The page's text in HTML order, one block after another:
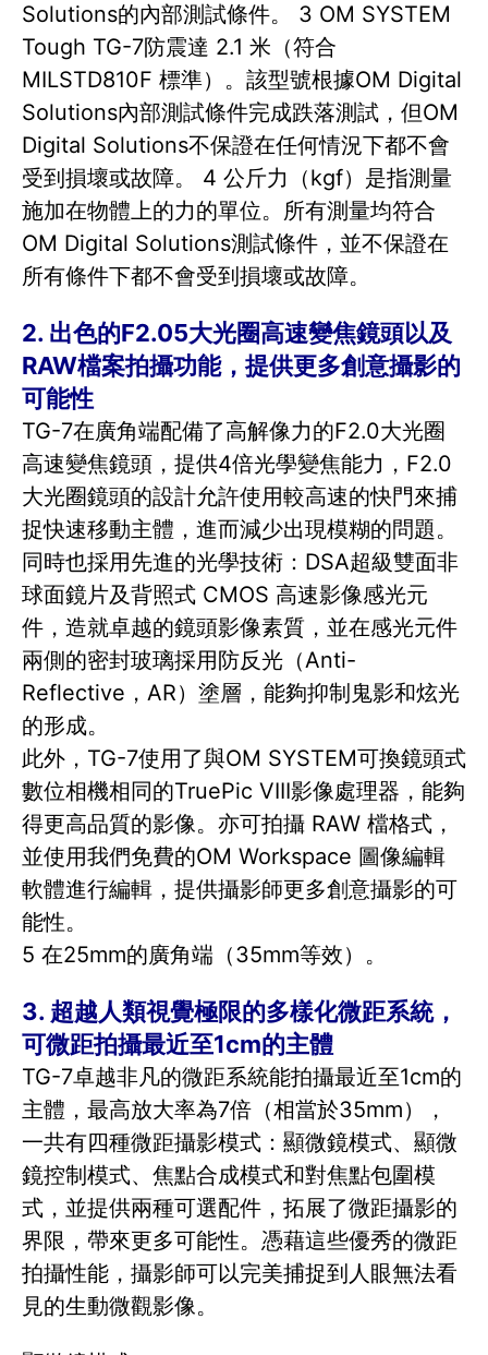
Solutions的內部測試條件。 3 OM SYSTEM
Tough TG-7防震達 2.1 米（符合
MILSTD810F 標準）。該型號根據OM Digital
Solutions內部測試條件完成跌落測試，但OM
Digital Solutions不保證在任何情況下都不會
受到損壞或故障。 4 公斤力（kgf）是指測量
施加在物體上的力的單位。所有測量均符合
OM Digital Solutions測試條件，並不保證在
所有條件下都不會受到損壞或故障。
2. 出色的F2.05大光圈高速變焦鏡頭以及
RAW檔案拍攝功能，提供更多創意攝影的
可能性
TG-7在廣角端配備了高解像力的F2.0大光圈
高速變焦鏡頭，提供4倍光學變焦能力，F2.0
大光圈鏡頭的設計允許使用較高速的快門來捕
捉快速移動主體，進而減少出現模糊的問題。
同時也採用先進的光學技術：DSA超級雙面非
球面鏡片及背照式 CMOS 高速影像感光元
件，造就卓越的鏡頭影像素質，並在感光元件
兩側的密封玻璃採用防反光（Anti-
Reflective，AR）塗層，能夠抑制鬼影和炫光
的形成。
此外，TG-7使用了與OM SYSTEM可換鏡頭式
數位相機相同的TruePic VIII影像處理器，能夠
得更高品質的影像。亦可拍攝 RAW 檔格式，
並使用我們免費的OM Workspace 圖像編輯
軟體進行編輯，提供攝影師更多創意攝影的可
能性。
5 在25mm的廣角端（35mm等效）。
3. 超越人類視覺極限的多樣化微距系統，
可微距拍攝最近至1cm的主體
TG-7卓越非凡的微距系統能拍攝最近至1cm的
主體，最高放大率為7倍（相當於35mm），
一共有四種微距攝影模式：顯微鏡模式、顯微
鏡控制模式、焦點合成模式和對焦點包圍模
式，並提供兩種可選配件，拓展了微距攝影的
界限，帶來更多可能性。憑藉這些優秀的微距
拍攝性能，攝影師可以完美捕捉到人眼無法看
見的生動微觀影像。